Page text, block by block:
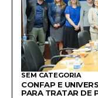
SEM CATEGORIA
CONFAP E
PARA TRATAR DE